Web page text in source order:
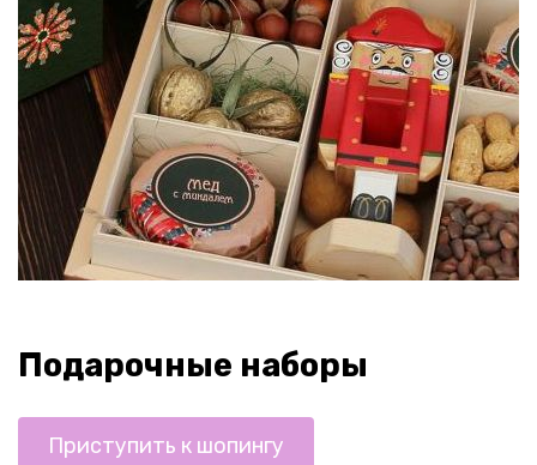
Подарочные наборы
Приступить к шопингу